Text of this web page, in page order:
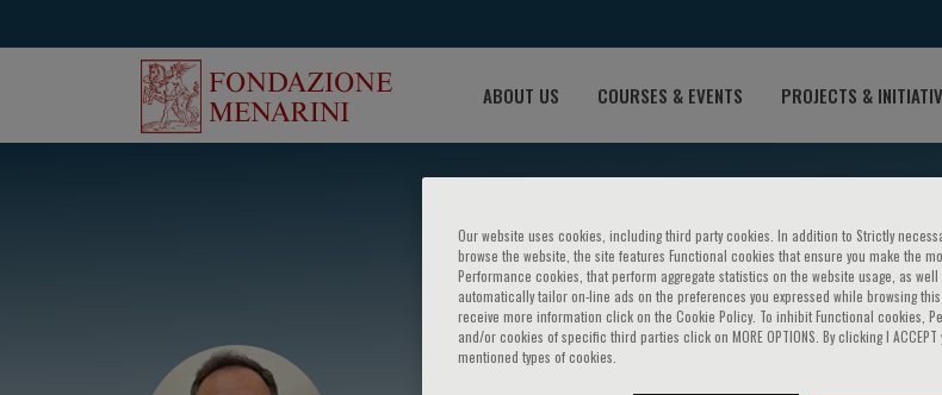
ABOUT US COURSES & EVENTS PROJECTS &
Our website uses cookies, including third party cookies. In addition to Strictly
browse the website, the site features Functional cookies that ensure you make the
Performance cookies, that perform aggregate statistics on the website usage, as
automatically tailor on-line ads on the preferences you expressed while browsing
receive more information click on the Cookie Policy. To inhibit Functional cookies,
and/or cookies of specific third parties click on MORE OPTIONS. By clicking I
mentioned types of cookies.